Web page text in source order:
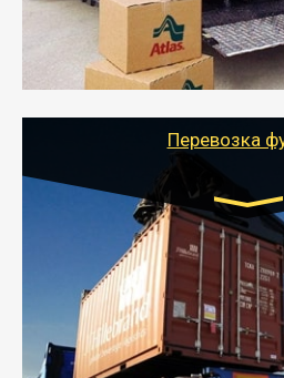
- Тайгер Логистик подберет
качественно организует
службы или работы с
оформлением документов,
Перевозка
Еврофура Тент от
от 10 000 руб.
- Доставка фурой до 20 т